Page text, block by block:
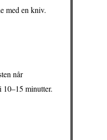
med en kniv.
når
10–15 minutter.